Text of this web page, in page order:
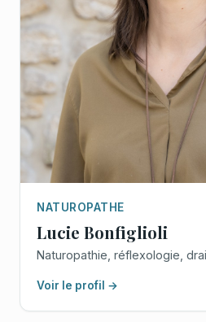
NATUROPATHE
Lucie Bonfiglioli
Naturopathie, réflexologie,
Voir le profil →